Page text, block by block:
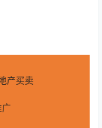
产买卖
广